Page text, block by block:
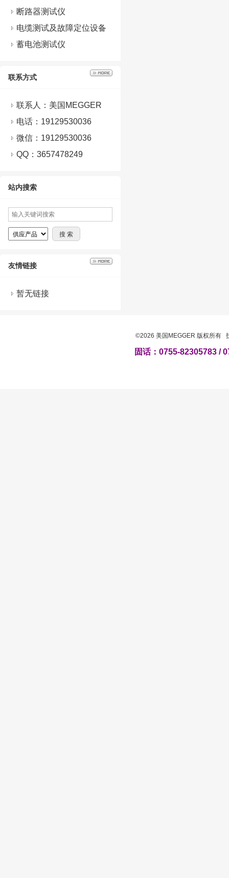
断路器测试仪
电缆测试及故障定位设备
蓄电池测试仪
联系方式
联系人：美国MEGGER
电话：19129530036
微信： 19129530036
QQ： 3657478249
站内搜索
友情链接
暂无链接
©2026 美国MEGGER 版权所有
固话：0755-82305783 /